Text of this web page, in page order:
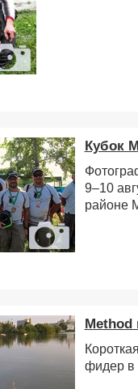
Кубок
9–10
районе
Method
фидер в